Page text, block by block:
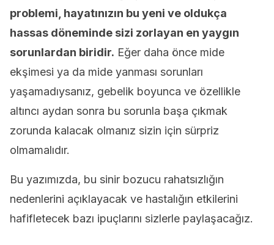
problemi, hayatınızın bu yeni ve oldukça
hassas döneminde sizi zorlayan en yaygın
sorunlardan biridir. Eğer daha önce mide
ekşimesi ya da mide yanması sorunları
yaşamadıysanız, gebelik boyunca ve özellikle
altıncı aydan sonra bu sorunla başa çıkmak
zorunda kalacak olmanız sizin için sürpriz
olmamalıdır.
Bu yazımızda, bu sinir bozucu rahatsızlığın
nedenlerini açıklayacak ve hastalığın etkilerini
hafifletecek bazı ipuçlarını sizlerle paylaşacağız.